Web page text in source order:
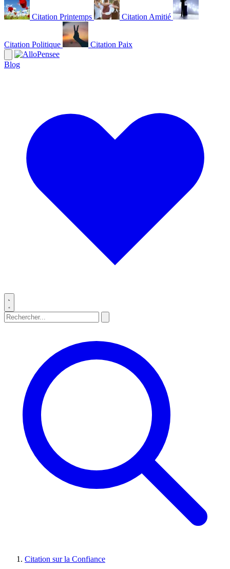
Citation Printemps Citation Amitié
Citation Politique Citation Paix
Blog
Citation sur la Confiance